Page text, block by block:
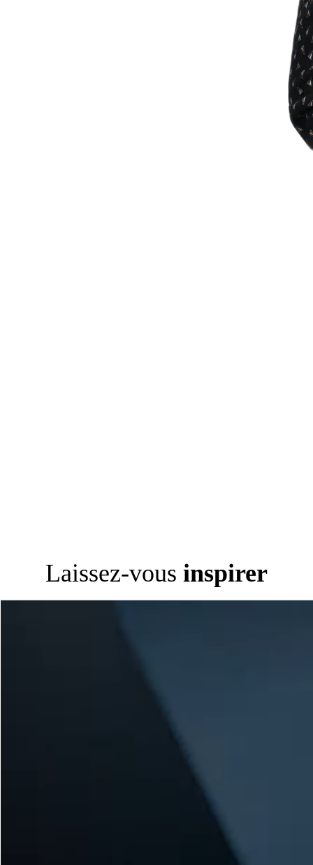
Laissez-vous inspirer